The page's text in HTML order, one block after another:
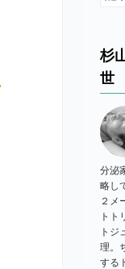
杉
世
分泌
略し
２メ
トト
トジ
理。
する